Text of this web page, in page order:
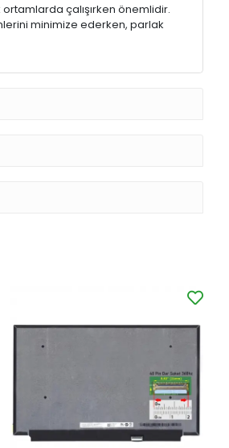
ortamlarda çalışırken önemlidir.
minimize ederken, parlak